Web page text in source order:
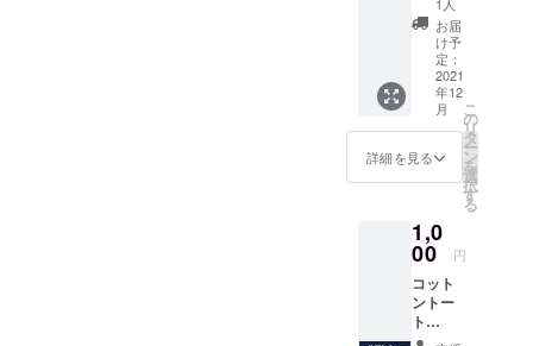
まる様な、
生活の中に
楽しみが増
える様な、
そんなサー
続けたく
を立ち上げ
ました。
メッ
セージ
付きの
ポスト
カード
●LOVL
UEオ
フィ
シャル
してい
ただい
た方の
名前 ※
支援
時、必
1人
お届
け予
定：
2021
年12
月
詳細を見る
こ
の
リ
タ
ー
ン
を
選
択
す
る
1,0
00 円
コット
ントー
ト
●LOVL